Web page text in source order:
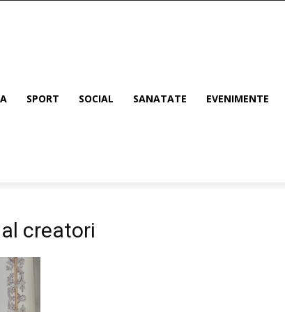
SPORT SOCIAL SANATATE EVENIMENTE
creatori